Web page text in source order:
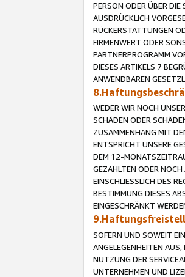
PERSON ODER ÜBER DIE
AUSDRÜCKLICH
RÜCKERSTATTUNGEN
FIRMENWERT ODER
PARTNERPROGRAMM
DIESES ARTIKELS 7
ANWENDBAREN
WEDER WIR NOCH
SCHÄDEN ODER
ZUSAMMENHANG MIT
ENTSPRICHT UNSERE
DEM 12-
GEZAHLTEN ODER
EINSCHLIESSLICH DES
BESTIMMUNG DIESES
EINGESCHRÄNKT
SOFERN UND SOWEIT
ANGELEGENHEITEN
NUTZUNG DER
UNTERNEHMEN UND